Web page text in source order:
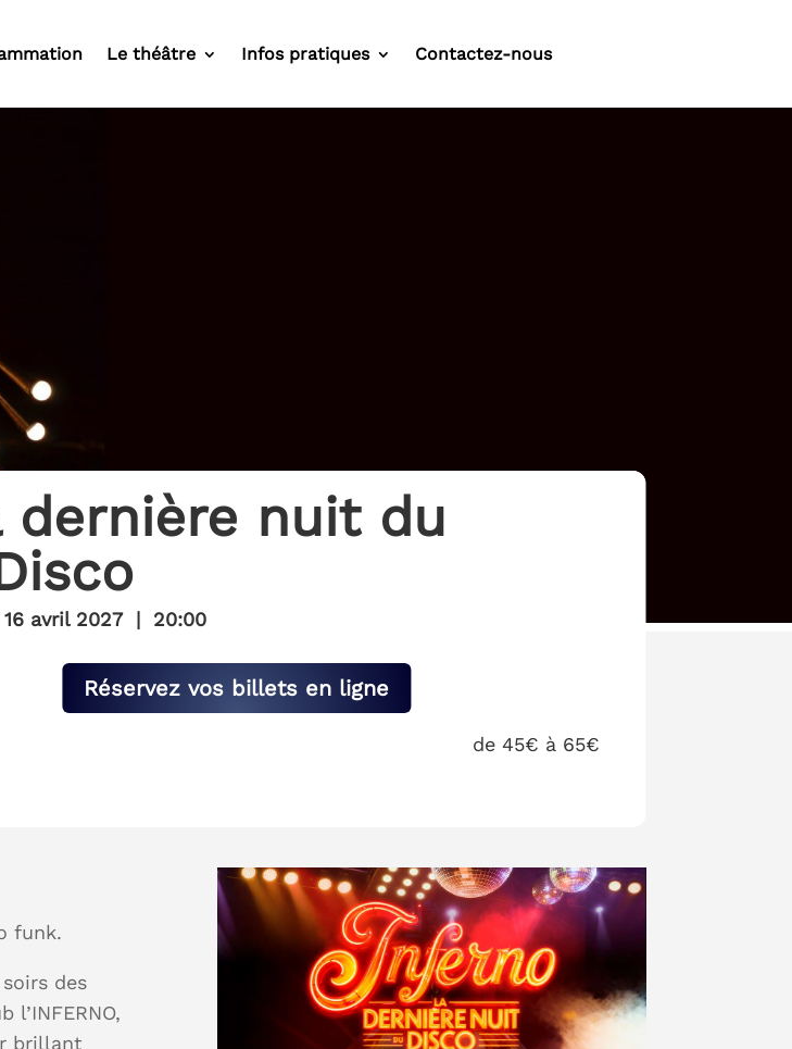
Le théâtre Infos pratiques Contactez-nous
dernière nuit du
avril 2027| 20:00
Réservez vos billets en ligne
de 45€ à 65€
funk.
des
brillant